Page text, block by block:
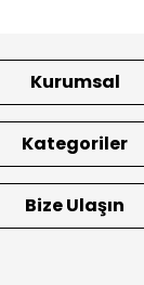
Kurumsal
Kategoriler
Bize Ulaşın